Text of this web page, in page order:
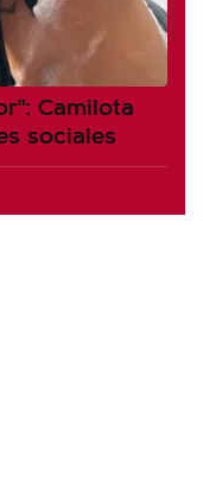
Camilota
sociales